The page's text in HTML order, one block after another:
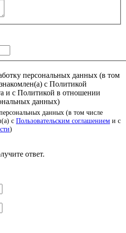
персональных данных (в том
с Политикой
и с Политикой в отношении
данных)
данных (в том числе
с Пользовательским соглашением и с
)
ответ.